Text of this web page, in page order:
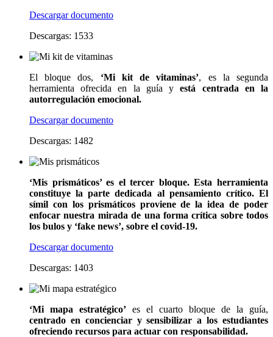
Descargar documento
Descargas: 1533
El bloque dos, ‘Mi kit de vitaminas’, es la segunda
herramienta ofrecida en la guía yestá centrada en la
autorregulación emocional.
Descargar documento
Descargas: 1482
‘Mis prismáticos’es el tercer bloque.Esta herramienta
constituye la parte dedicada al pensamiento crítico.El
símil con los prismáticos proviene de la idea de poder
enfocar nuestra mirada de una forma crítica sobre todos
los bulos y ‘fake news’, sobre el covid-19.
Descargar documento
Descargas: 1403
‘Mi mapa estratégico’ es el cuarto bloque de la guía,
centrado en concienciar y sensibilizar a los estudiantes
ofreciendo recursos para actuar con responsabilidad.